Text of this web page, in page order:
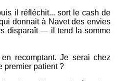
il réfléchit... sort le cash de
donnait à Navet des envies
disparaît — il tend la somme
recomptant. Je serai chez
premier patient ?